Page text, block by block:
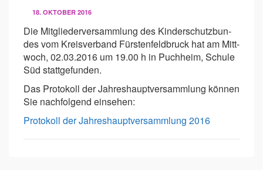
Die Mit­glie­der­ver­samm­lung des Kin­der­schutz­bun­
des vom Kreis­ver­band Fürs­ten­feld­bruck hat am Mitt­
woch, 02.03.2016 um 19.00 h in Puch­heim, Schule
Süd stattgefunden.
Das Pro­to­koll der Jah­res­haupt­ver­samm­lung kön­nen
Sie nach­fol­gend einsehen:
Protokoll der Jahreshauptversammlung 2016